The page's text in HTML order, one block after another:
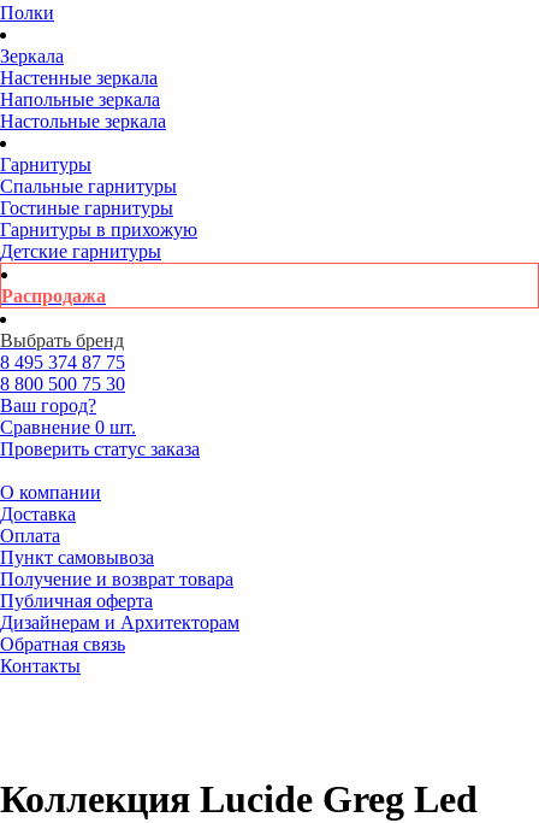
Полки
Зеркала
Настенные зеркала
Напольные зеркала
Настольные зеркала
Гарнитуры
Спальные гарнитуры
Гостиные гарнитуры
Гарнитуры в прихожую
Детские гарнитуры
Распродажа
Выбрать бренд
8 495 374 87 75
8 800 500 75 30
Ваш город?
Сравнение 0 шт.
Проверить статус заказа
О компании
Доставка
Оплата
Пункт самовывоза
Получение и возврат товара
Публичная оферта
Дизайнерам и Архитекторам
Обратная связь
Контакты
Коллекция Lucide Greg Led